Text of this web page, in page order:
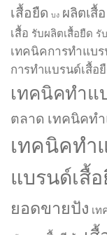
เสื้อยืด บง ผลิตเสื้อ
เสื้อ รับผลิตเสื้อยืด รั
เทคนิคการทำแบ
การทำแบรนด์เสื้อ
เทคนิคทำแ
ตลาด เทคนิคท
เทคนิคทำ
แบรนด์เสื้
ยอดขายปัง เท